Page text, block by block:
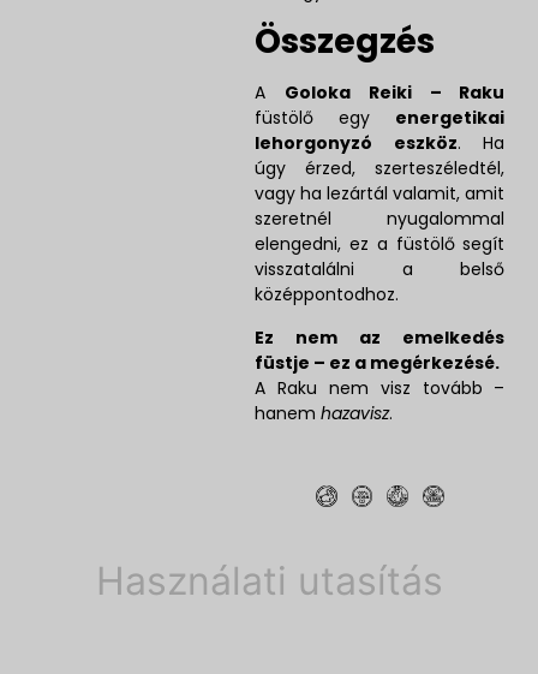
Használati utasítás
Összegzés
A Goloka Reiki – Raku
füstölő egy energetikai
lehorgonyzó eszköz. Ha
úgy érzed, szerteszéledtél,
vagy ha lezártál valamit, amit
szeretnél nyugalommal
elengedni, ez a füstölő segít
visszatalálni a belső
középpontodhoz.
Ez nem az emelkedés
füstje – ez a megérkezésé.
A Raku nem visz tovább –
hanemhazavisz.